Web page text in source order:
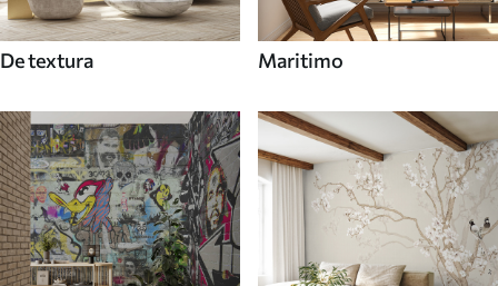
De textura Maritimo